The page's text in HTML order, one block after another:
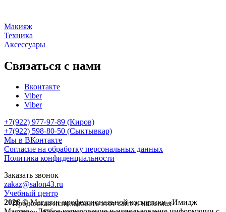
Макияж
Техника
Аксессуары
Связаться с нами
Вконтакте
Viber
Viber
+7(922) 977-97-89 (Киров)
+7(922) 598-80-50 (Сыктывкар)
Мы в ВКонтакте
Согласие на обработку персональных данных
Политика конфиденциальности
Заказать звонок
zakaz@salon43.ru
Учебный центр
2026 ©Магазин профессиональной косметики «Имидж
Продолжая использовать этот сайт и нажимая